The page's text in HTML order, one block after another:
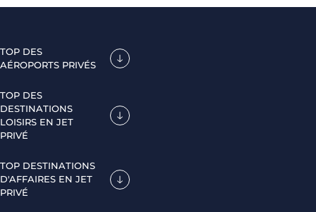
TOP DES
AÉROPORTS PRIVÉS
TOP DES
DESTINATIONS
LOISIRS EN JET
PRIVÉ
TOP DESTINATIONS
D'AFFAIRES EN JET
PRIVÉ